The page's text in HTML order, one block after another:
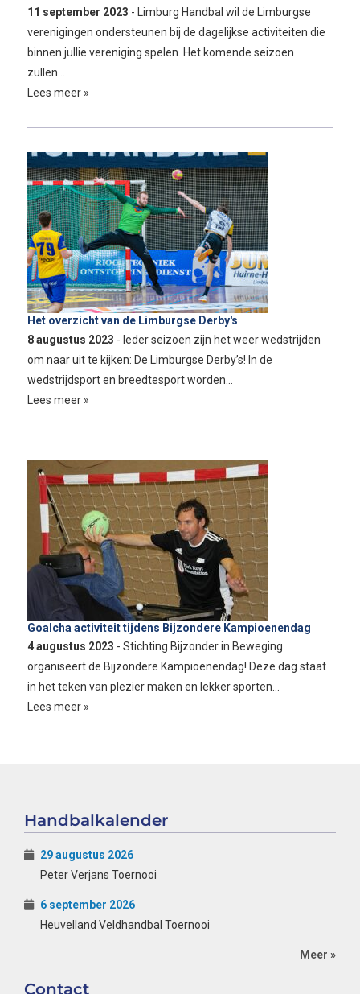
11 september 2023 - Limburg Handbal wil de Limburgse
verenigingen ondersteunen bij de dagelijkse activiteiten die
binnen jullie vereniging spelen. Het komende seizoen
zullen…
Lees meer »
Het overzicht van de Limburgse Derby's
8 augustus 2023 - Ieder seizoen zijn het weer wedstrijden
om naar uit te kijken: De Limburgse Derby’s! In de
wedstrijdsport en breedtesport worden…
Lees meer »
Goalcha activiteit tijdens Bijzondere Kampioenendag
4 augustus 2023 - Stichting Bijzonder in Beweging
organiseert de Bijzondere Kampioenendag! Deze dag staat
in het teken van plezier maken en lekker sporten…
Lees meer »
Handbalkalender
29 augustus 2026
Peter Verjans Toernooi
6 september 2026
Heuvelland Veldhandbal Toernooi
Meer »
Contact